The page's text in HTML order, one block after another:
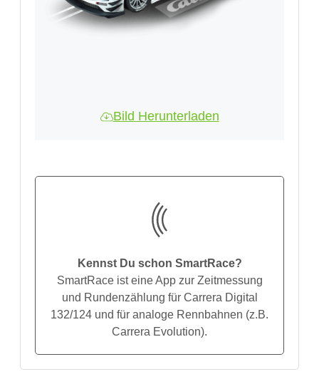
Bild Herunterladen
Kennst Du schon SmartRace?
SmartRace ist eine App zur Zeitmessung
und Rundenzählung für Carrera Digital
132/124 und für analoge Rennbahnen (z.B.
Carrera Evolution).